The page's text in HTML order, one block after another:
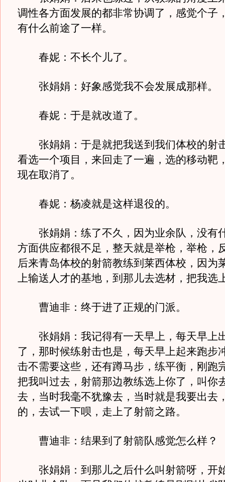
调性各方面发展的都非常协调了，感觉个子
有什么前途了一样。
春妮：不长个儿了。
张娟娟：好象感觉我不会发展成那样。
春妮：于是就改道了。
张娟娟：于是就把我送到我们体校的射
看选一个项目，来回走了一遍，选的移动靶
现在取消了。
春妮：杨凌就是这样退役的。
张娟娟：练了不久，因为业余队，没有
方面供应都很不足，整天就是举枪，举枪，
后来青岛体校的射箭教练到莱西体校，因为
上输送人才的基地，到那儿去选材，把我选
曹迪非：终于进了正规的门派。
张娟娟：我记得有一天早上，每天早上
了，那时候练射击也是，每天早上起来跑步
击不需要这些，还有蹲马步，练平衡，刚跑
把我叫过去，射箭那边教练选上你了，叫你
去，当时我毫不犹豫去，当时就是我要出去
的，去试一下呗，走上了射箭之路。
曹迪非：结果到了射箭队感觉怎么样？
张娟娟：到那儿之后什么叫射箭呀，开